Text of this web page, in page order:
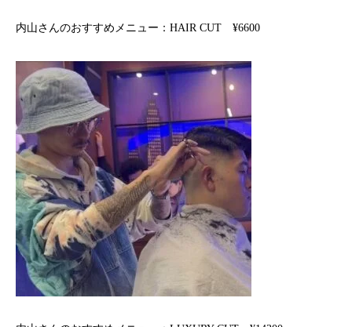
内山さんのおすすめメニュー：HAIR CUT ¥6600